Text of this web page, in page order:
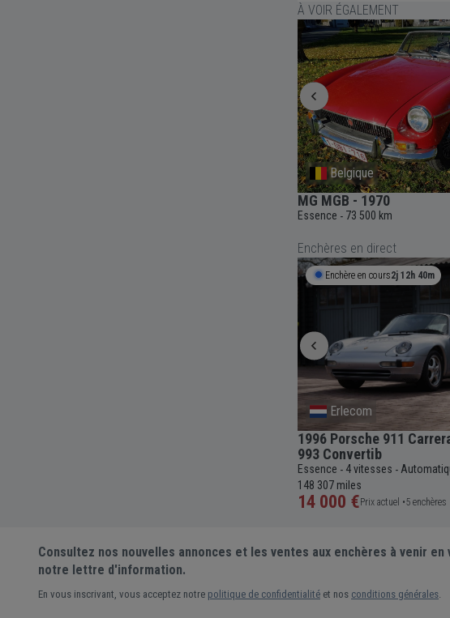
À VOIR ÉGALEMENT
Belgique
MG MGB - 1970
Essence - 73 500 km
Enchères en direct
Enchère en cours2j 12h 40m
Erlecom
1996 Porsche 911
993 Convertib
Essence - 4 vitesses -
148 307 miles
14 000 €Prix actuel •5 enchères
Consultez nos nouvelles annonces et les ventes aux enchères à venir en
notre lettre d'information.
En vous inscrivant, vous acceptez notre politique de confidentialité et nos conditions générales